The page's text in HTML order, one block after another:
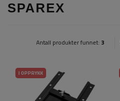
SPAREX
Antall produkter funnet: 3
I OPPRYKK